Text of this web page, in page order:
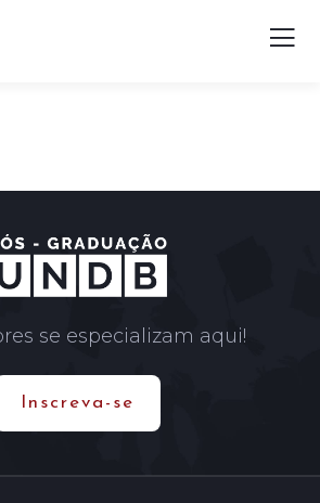
se especializam aqui!
Inscreva-se